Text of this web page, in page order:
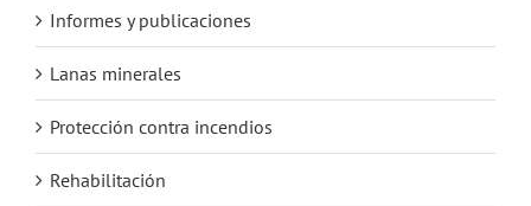
Informes y publicaciones
Lanas minerales
Protección contra incendios
Rehabilitación